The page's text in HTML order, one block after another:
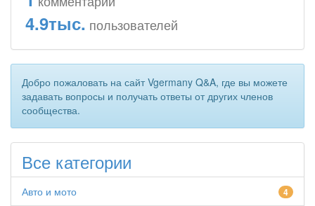
4.9тыс. пользователей
Добро пожаловать на сайт Vgermany Q&A, где вы можете
задавать вопросы и получать ответы от других членов
сообщества.
Все категории
Авто и мото 4